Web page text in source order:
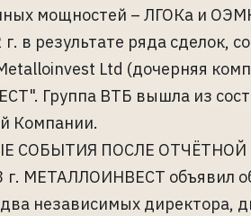
мощностей – ЛГОКа и
г. в результате ряда
Ltd (дочерняя
Группа ВТБ вышла из
Компании.
СОБЫТИЯ ПОСЛЕ
г. МЕТАЛЛОИНВЕСТ объявил
независимых директора,